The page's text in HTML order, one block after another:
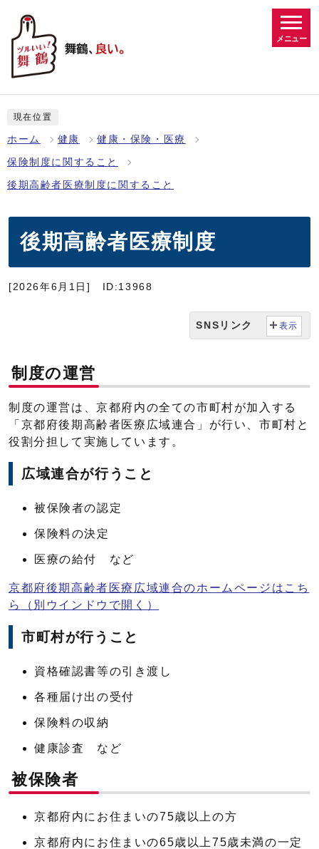
メニュー
現在位置
ホーム 健康 健康・保険・医療
保険制度に関すること
後期高齢者医療制度に関すること
後期高齢者医療制度
[2026年6月1日] ID:13968
SNSリンク 表示
制度の運営
制度の運営は、京都府内の全ての市町村が加入する
「京都府後期高齢者医療広域連合」が行い、市町村と
役割分担して実施しています。
広域連合が行うこと
被保険者の認定
保険料の決定
医療の給付 など
京都府後期高齢者医療広域連合のホームページはこち
ら
（別ウインドウで開く）
市町村が行うこと
資格確認書等の引き渡し
各種届け出の受付
保険料の収納
健康診査 など
被保険者
京都府内にお住まいの75歳以上の方
京都府内にお住まいの65歳以上75歳未満の一定